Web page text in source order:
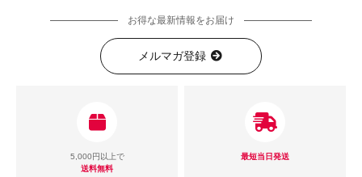
お得な最新情報をお届け
メルマガ登録
5,000円以上で
送料無料
最短当日発送